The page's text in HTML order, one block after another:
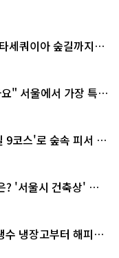
세쿼이아 숲길까지…
" 서울에서 가장 특별
9코스'로 숲속 피서 떠
? '서울시 건축상' 수
냉장고부터 해피소